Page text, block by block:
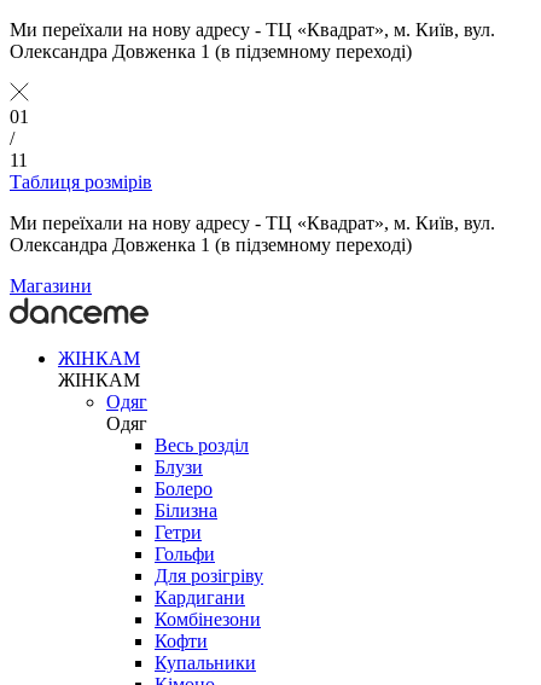
Ми переїхали на нову адресу - ТЦ «Квадрат», м. Київ, вул.
Олександра Довженка 1 (в підземному переході)
01
/
11
Таблиця розмірів
Ми переїхали на нову адресу - ТЦ «Квадрат», м. Київ, вул.
Олександра Довженка 1 (в підземному переході)
Магазини
ЖІНКАМ
ЖІНКАМ
Одяг
Одяг
Весь розділ
Блузи
Болеро
Білизна
Гетри
Гольфи
Для розігріву
Кардигани
Комбінезони
Кофти
Купальники